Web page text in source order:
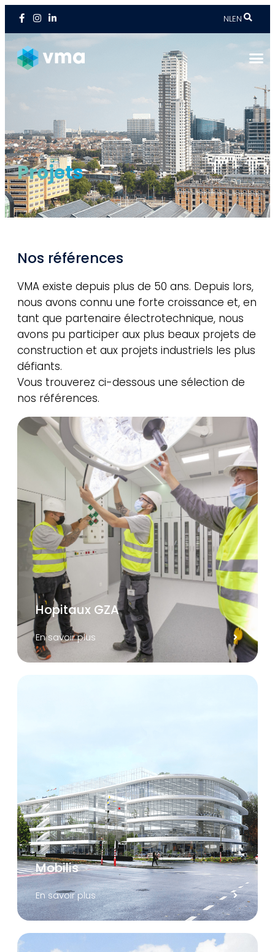
NLEN
Projets
Nos références
VMA existe depuis plus de 50 ans. Depuis lors,
nous avons connu une forte croissance et, en
tant que partenaire électrotechnique, nous
avons pu participer aux plus beaux projets de
construction et aux projets industriels les plus
défiants.
Vous trouverez ci-dessous une sélection de
nos références.
Hopitaux GZA
En savoir plus
Mobilis
En savoir plus